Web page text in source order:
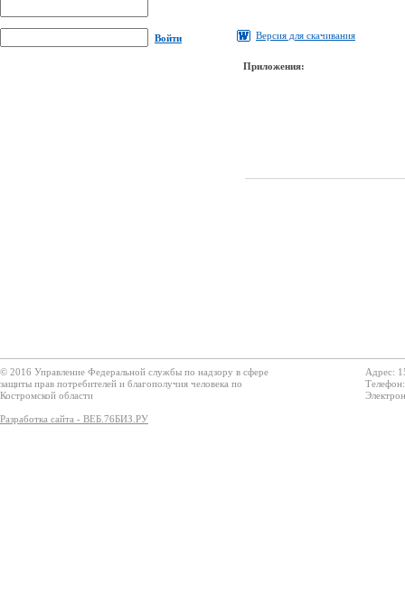
Войти Версия для скачивания
Приложения:
© 2016 Управление Федеральной службы по надзору в сфере
защиты прав потребителей и благополучия человека по
Костромской области
Разработка сайта - ВЕБ.76БИЗ.РУ
Адрес: